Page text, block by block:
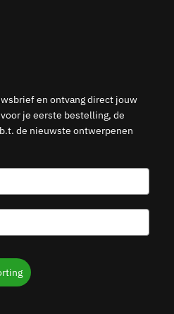
en ontvang direct jouw
je eerste bestelling, de
de nieuwste ontwerpenen